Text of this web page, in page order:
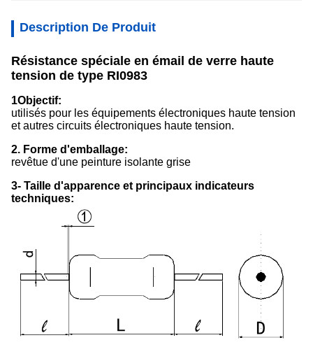
Description De Produit
Résistance spéciale en émail de verre haute
tension de type RI0983
1Objectif:
utilisés pour les équipements électroniques haute tension
et autres circuits électroniques haute tension.
2. Forme d'emballage:
revêtue d'une peinture isolante grise
3- Taille d'apparence et principaux indicateurs
techniques: